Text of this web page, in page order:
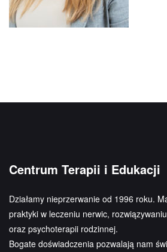
Centrum Terapii i Edukacji
Działamy nieprzerwanie od 1996 roku.
praktyki w leczeniu nerwic,
oraz psychoterapii rodzinnej.
Bogate doświadczenia pozwalają nam